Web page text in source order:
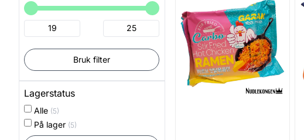
Bruk filter
Lagerstatus
Alle (5)
På lager (5)